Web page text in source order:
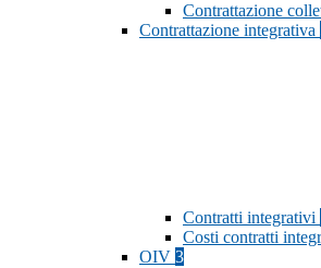
Contrattazione
Contrattazione integrativa
Contratti integrativi
Costi contratti
OIV 3